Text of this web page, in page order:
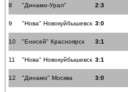
8 "Динамо-Урал" 2:3
9 "Нова" Новокуйбышевск 3:0
10 "Енисей" Красноярск 3:1
11 "Нова" Новокуйбышевск 3:1
12 "Динамо" Москва 3:0